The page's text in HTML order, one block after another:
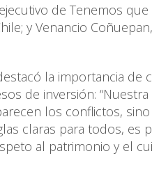
de Tenemos que
y Venancio
la importancia
de inversión:
los conflictos,
claras para todos, es
al patrimonio y el